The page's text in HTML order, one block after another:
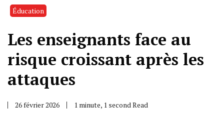
Éducation
Les enseignants face au
risque croissant après les
attaques
26 février 2026 1 minute, 1 second Read